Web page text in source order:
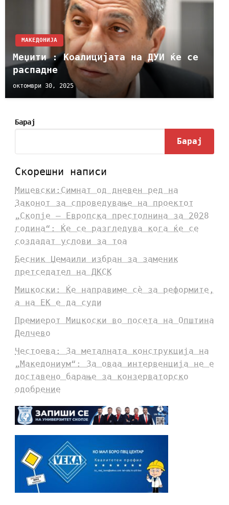
МАКЕДОНИЈА
Меџити : Kоалицијата на ДУИ ќе се
распадне
октомври 30, 2025
Барај
Барај
Скорешни написи
Мицевски:Симнат од дневен ред на
Законот за спроведување на проектот
„Скопје – Европска престолнина за 2028
година“: Ќе се разгледува кога ќе се
создадат услови за тоа
Бесник Џемаили избран за заменик
претседател на ДКСК
Мицкоски: Ќе направиме сè за реформите,
а на ЕК е да суди
Премиерот Мицкоски во посета на Општина
Делчево
Честоева: За металната конструкција на
„Македониум“: За оваа интервенција не е
доставено барање за конзерваторско
одобрение